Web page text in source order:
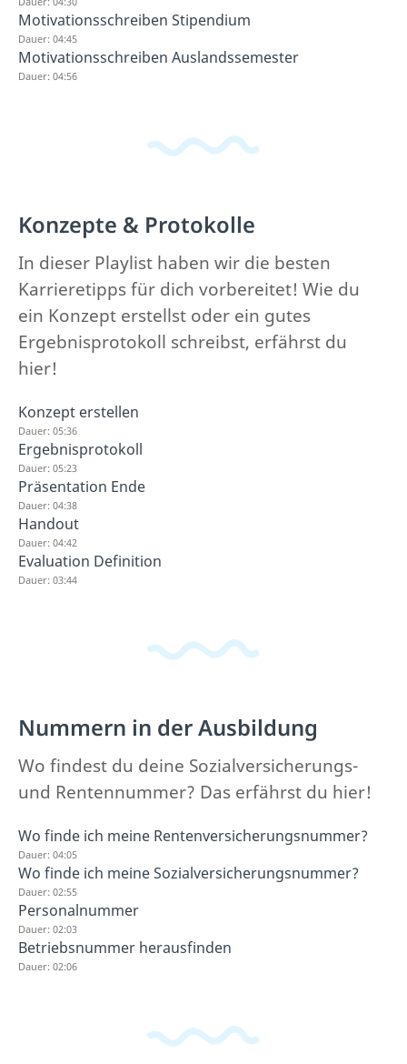
Motivationsschreiben Stipendium
Dauer: 04:45
Motivationsschreiben Auslandssemester
Dauer: 04:56
Konzepte & Protokolle
In dieser Playlist haben wir die besten
Karrieretipps für dich vorbereitet! Wie du
ein Konzept erstellst oder ein gutes
Ergebnisprotokoll schreibst, erfährst du
hier!
Konzept erstellen
Dauer: 05:36
Ergebnisprotokoll
Dauer: 05:23
Präsentation Ende
Dauer: 04:38
Handout
Dauer: 04:42
Evaluation Definition
Dauer: 03:44
Nummern in der Ausbildung
Wo findest du deine Sozialversicherungs-
und Rentennummer? Das erfährst du hier!
Wo finde ich meine Rentenversicherungsnummer?
Dauer: 04:05
Wo finde ich meine Sozialversicherungsnummer?
Dauer: 02:55
Personalnummer
Dauer: 02:03
Betriebsnummer herausfinden
Dauer: 02:06